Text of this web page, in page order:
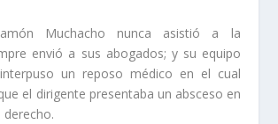
Muchacho nunca asistió a la
envió a sus abogados; y su equipo
un reposo médico en el cual
el dirigente presentaba un absceso en